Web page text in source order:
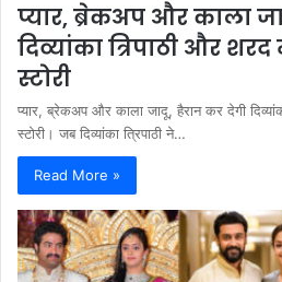
प्यार, ब्रेकअप और काला
दिव्यांका त्रिपाठी और
स्टोरी
प्यार, ब्रेकअप और काला जादू, हैरान कर देगी
स्टोरी। जब दिव्यांका त्रिपाठी ने…
Read More »